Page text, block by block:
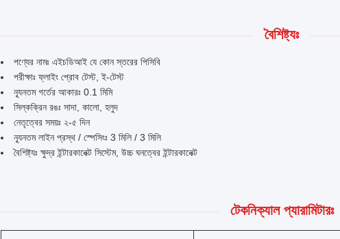
বৈশিষ্ট্যঃ
পণ্যের নামঃ এইচডিআই যে কোন স্তরের পিসিবি
পরীক্ষাঃ ফ্লাইং প্রোব টেস্ট, ই-টেস্ট
ন্যূনতম গর্তের আকারঃ 0.1 মিমি
সিল্কক্রিন রঙঃ সাদা, কালো, হলুদ
নেতৃত্বের সময়ঃ ২-৫ দিন
ন্যূনতম লাইন প্রস্থ / স্পেসিংঃ 3 মিলি / 3 মিলি
বৈশিষ্ট্যঃ ক্ষুদ্র ইন্টারকানেক্ট সিস্টেম, উচ্চ ঘনত্বের ইন্টারকানেক্ট
টেকনিক্যাল প্যারামিটারঃ